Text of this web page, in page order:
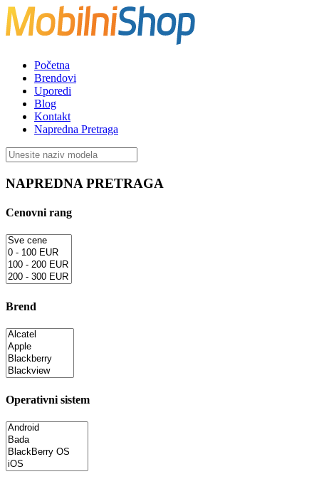
Početna
Brendovi
Uporedi
Blog
Kontakt
Napredna Pretraga
NAPREDNA PRETRAGA
Cenovni rang
Brend
Operativni sistem